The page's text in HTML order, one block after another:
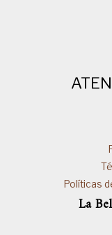
Políticas
La